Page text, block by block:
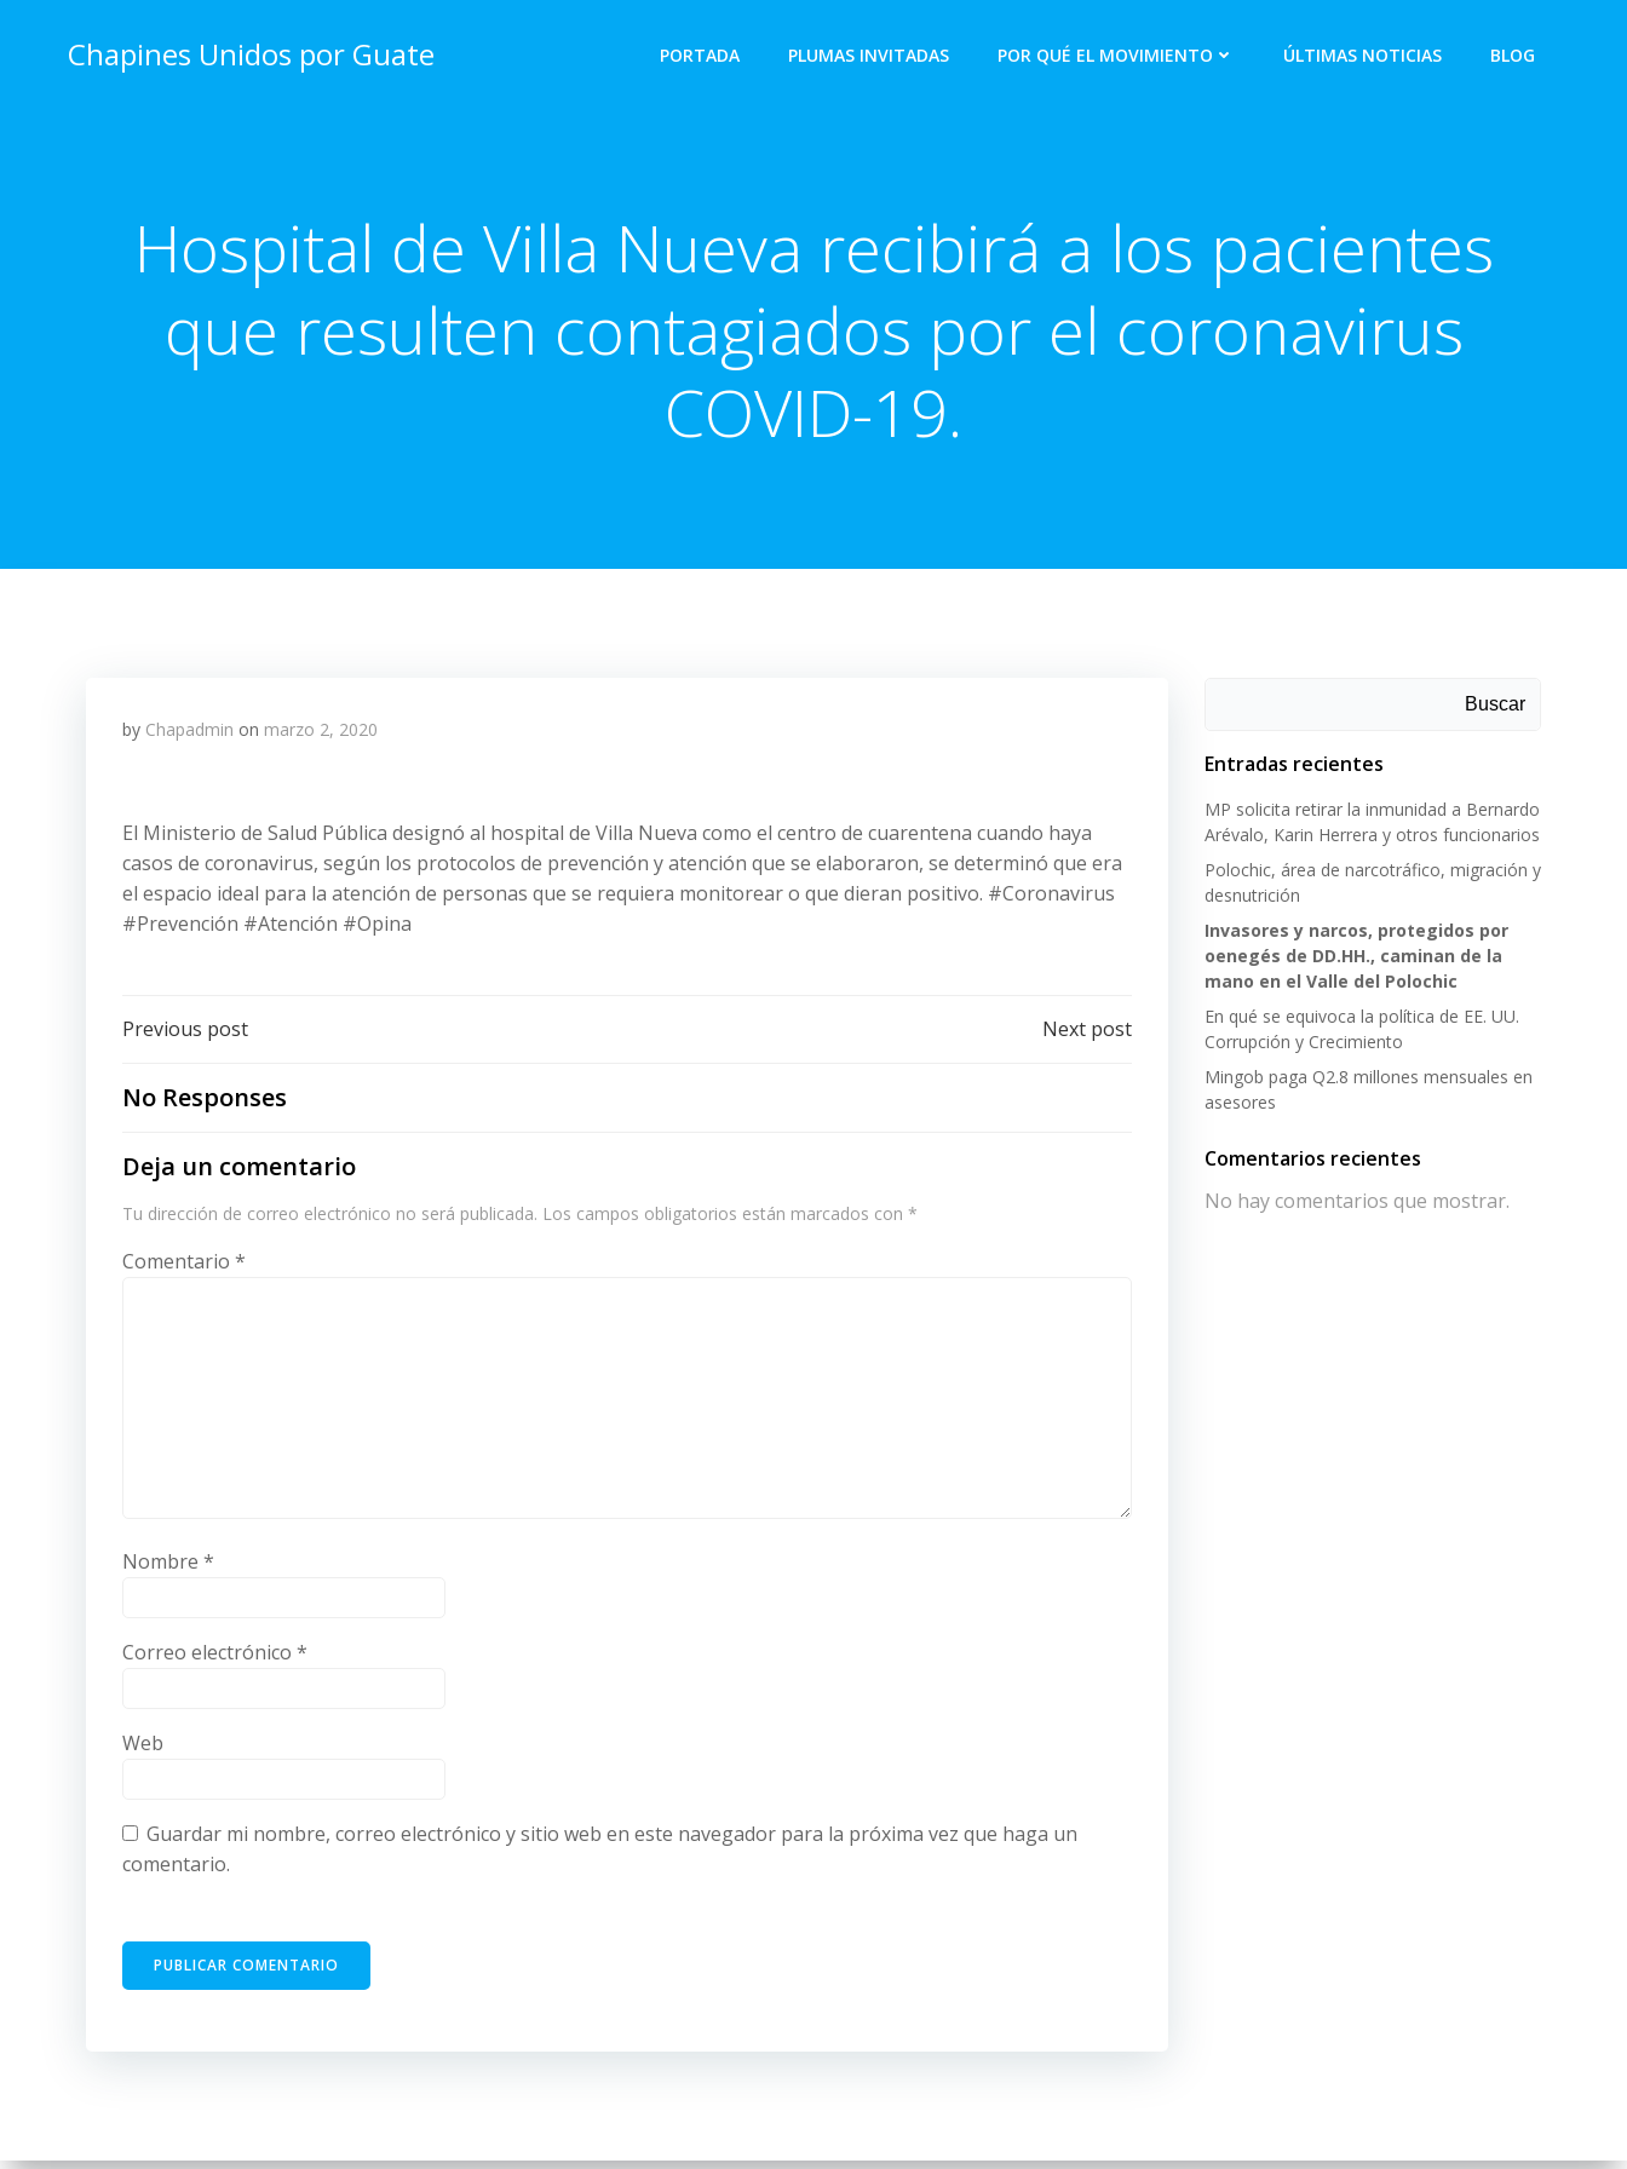
Chapines Unidos por Guate PORTADA PLUMAS INVITADAS POR QUÉ EL MOVIMIENTO ÚLTIMAS NOTICIAS BLOG
Hospital de Villa Nueva recibirá a los pacientes
que resulten contagiados por el coronavirus
COVID-19.
by Chapadmin on marzo 2, 2020
El Ministerio de Salud Pública designó al hospital de Villa Nueva como el centro de cuarentena cuando haya
casos de coronavirus, según los protocolos de prevención y atención que se elaboraron, se determinó que era
el espacio ideal para la atención de personas que se requiera monitorear o que dieran positivo. #Coronavirus
#Prevención #Atención #Opina
Post
navigation
Previous post Next post
No Responses
Deja un comentario
Tu dirección de correo electrónico no será publicada. Los campos obligatorios están marcados con *
Comentario *
Nombre *
Correo electrónico *
Web
Guardar mi nombre, correo electrónico y sitio web en este navegador para la próxima vez que haga un
comentario.
Buscar
Entradas recientes
MP solicita retirar la inmunidad a Bernardo
Arévalo, Karin Herrera y otros funcionarios
Polochic, área de narcotráfico, migración y
desnutrición
Invasores y narcos, protegidos por
oenegés de DD.HH., caminan de la
mano en el Valle del Polochic
En qué se equivoca la política de EE. UU.
Corrupción y Crecimiento
Mingob paga Q2.8 millones mensuales en
asesores
Comentarios recientes
No hay comentarios que mostrar.